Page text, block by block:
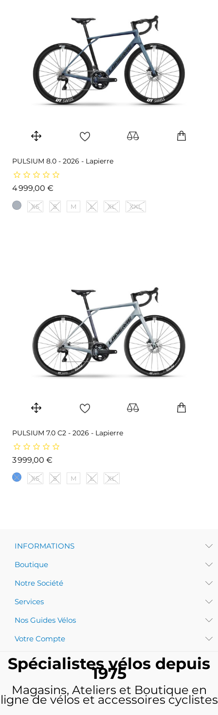
PULSIUM 8.0 - 2026 - Lapierre
4 999,00 €
XS S M L XL XXL
PULSIUM 7.0 C2 - 2026 - Lapierre
3 999,00 €
XS S M L XL
INFORMATIONS
Boutique
Notre Société
Services
Nos Guides Vélos
Votre Compte
Spécialistes vélos depuis
1975
Magasins, Ateliers et Boutique en
ligne de vélos et accessoires cyclistes